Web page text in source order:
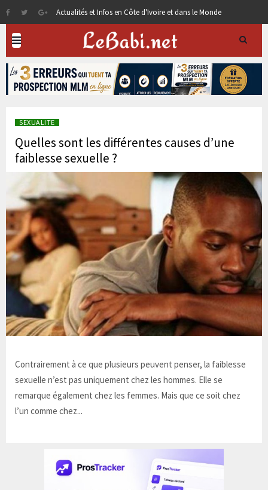
Actualités et Infos en Côte d'Ivoire et dans le Monde
SEXUALITE
Quelles sont les différentes causes d’une
faiblesse sexuelle ?
Contrairement à ce que plusieurs peuvent penser, la faiblesse
sexuelle n’est pas uniquement chez les hommes. Elle se
remarque également chez les femmes. Mais que ce soit chez
l’un comme chez...